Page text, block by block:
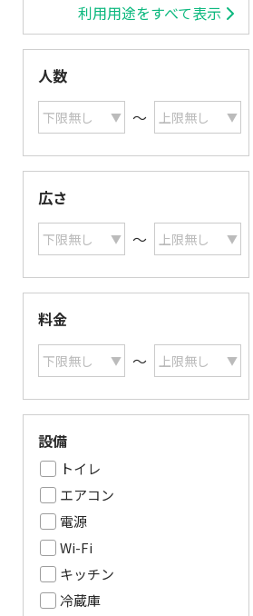
利用用途をすべて表示
人数
〜
広さ
〜
料金
〜
設備
キッチン
トイレ
冷蔵庫
エアコン
電源
Wi-Fi